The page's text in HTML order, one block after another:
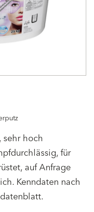
sehr hoch
für
auf Anfrage
Kenndaten nach